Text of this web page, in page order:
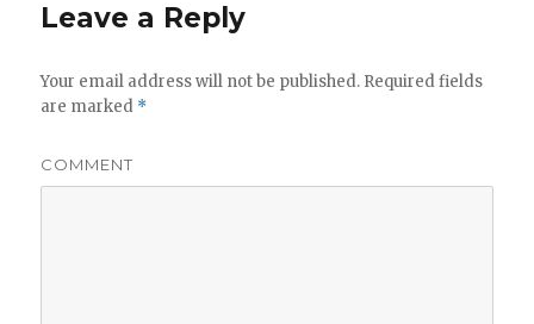
Leave a Reply
Your email address will not be published. Required fields
are marked *
COMMENT